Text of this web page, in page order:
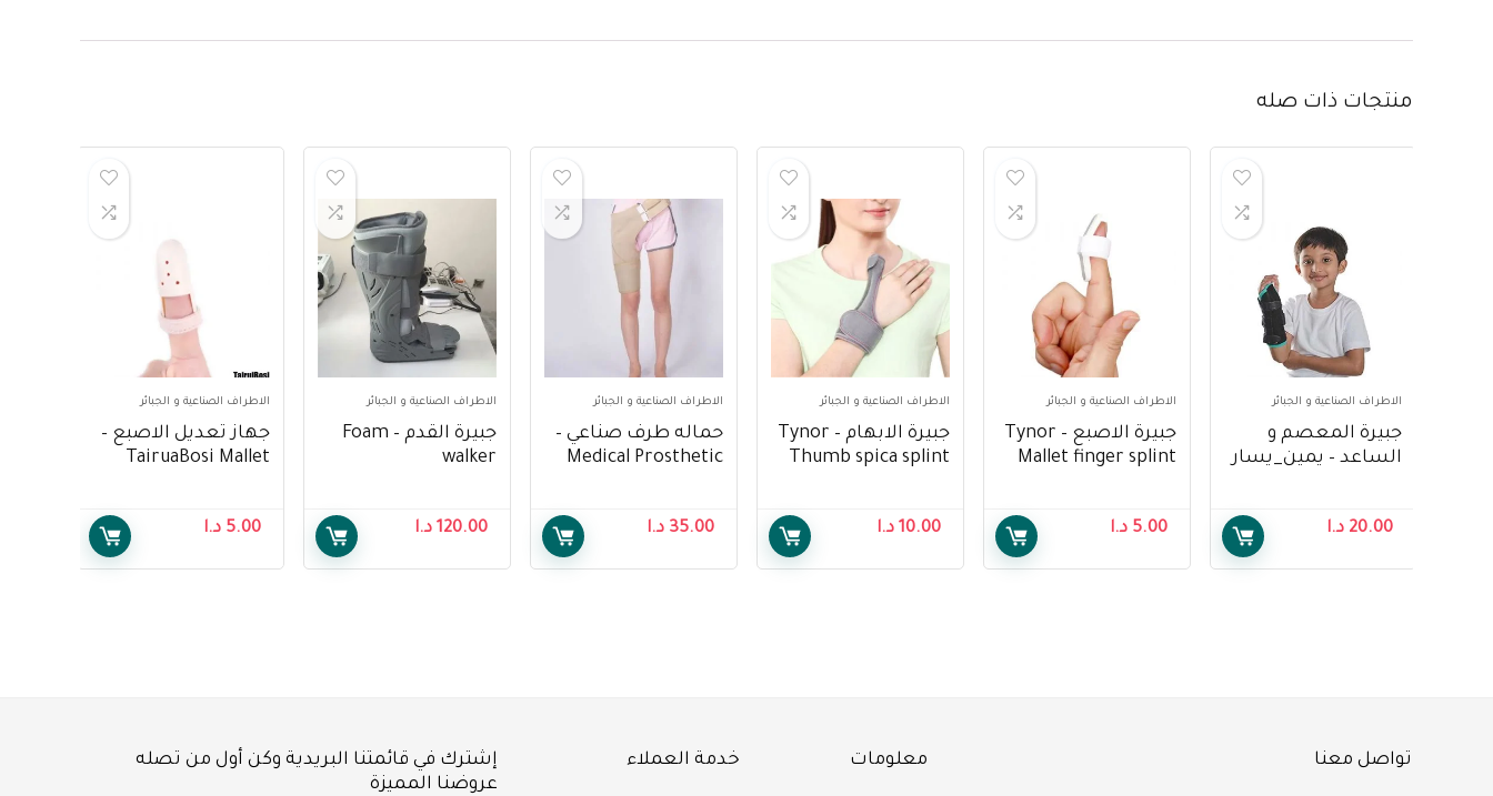
منتجات ذات صله
الاطراف الصناعية و الجبائر
جبيرة المعصم و
الساعد – يمين_يسار
(Right _ Left)
20.00 د.ا
الاطراف الصناعية و الجبائر
جبيرة الاصبع – Tynor
Mallet finger splint
5.00 د.ا
الاطراف الصناعية و الجبائر
جبيرة الابهام – Tynor
Thumb spica splint
10.00 د.ا
الاطراف الصناعية و الجبائر
حماله طرف صناعي –
Medical Prosthetic
35.00 د.ا
الاطراف الصناعية و الجبائر
جبيرة القدم – Foam
walker
120.00 د.ا
الاطراف الصناعية و الجبائر
جهاز تعديل الاصبع –
TairuaBosi Mallet
5.00 د.ا
تواصل معنا معلومات خدمة العملاء
إشترك في قائمتنا البريدية وكن أول من تصله
عروضنا المميزة